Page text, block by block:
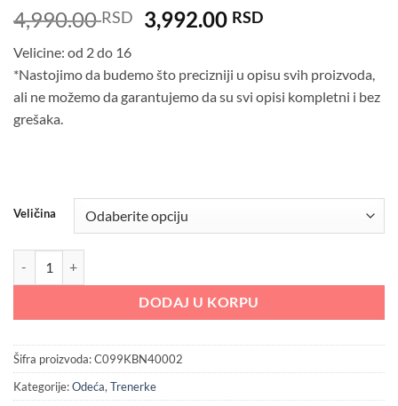
4,990.00RSD
Originalna
cena
bila:
4,990.00 RSD.
3,992.00 RSDTrenutna
3,992.00 RSD.
Velicine: od 2 do 16
*Nastojimo da budemo što precizniji u opisu svih proizvoda,
ali ne možemo da garantujemo da su svi opisi kompletni i bez
grešaka.
Veličina
DODAJ U KORPU
Šifra proizvoda:C099KBN40002
Kategorije:Odeća,Trenerke